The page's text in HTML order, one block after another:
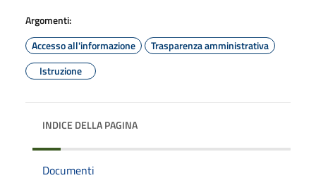
Argomenti:
Accesso all'informazione
Trasparenza amministrativa
Istruzione
INDICE DELLA PAGINA
Documenti